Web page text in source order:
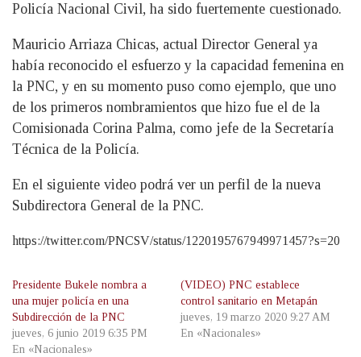
Policía Nacional Civil, ha sido fuertemente cuestionado.
Mauricio Arriaza Chicas, actual Director General ya
había reconocido el esfuerzo y la capacidad femenina en
la PNC, y en su momento puso como ejemplo, que uno
de los primeros nombramientos que hizo fue el de la
Comisionada Corina Palma, como jefe de la Secretaría
Técnica de la Policía.
En el siguiente video podrá ver un perfil de la nueva
Subdirectora General de la PNC.
https://twitter.com/PNCSV/status/1220195767949971457?s=20
Presidente Bukele nombra a
una mujer policía en una
Subdirección de la PNC
jueves, 6 junio 2019 6:35 PM
En «Nacionales»
(VIDEO) PNC establece
control sanitario en Metapán
jueves, 19 marzo 2020 9:27 AM
En «Nacionales»